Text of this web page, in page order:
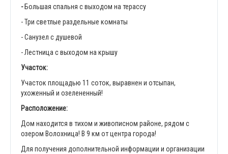
-Большая спальня с выходом на терассу
- Три светлые раздельные комнаты
- Санузел с душевой
- Лестница с выходом на крышу
Участок:
Участок площадью 11 соток, выравнен и отсыпан,
ухоженный и озелененный!
Расположение:
Дом находится в тихом и живописном районе, рядом с
озером Волохница! В 9 км от центра города!
Для получения дополнительной информации и организации